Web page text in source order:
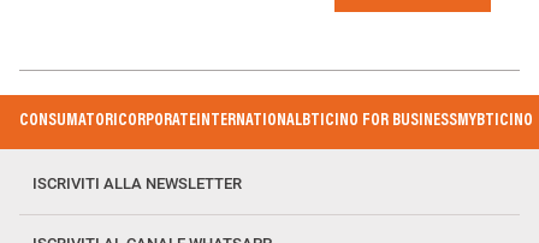
Footer
CONSUMATORICORPORATEINTERNATIONALBTICINO FOR BUSINESSMYBTICINO
ISCRIVITI ALLA NEWSLETTER